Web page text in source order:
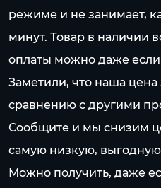
режиме и не занимает,
минут. Товар в наличии
оплаты можно даже
Заметили, что наша
сравнению с другими
Сообщите и мы снизим
самую низкую,
Можно получить, даже